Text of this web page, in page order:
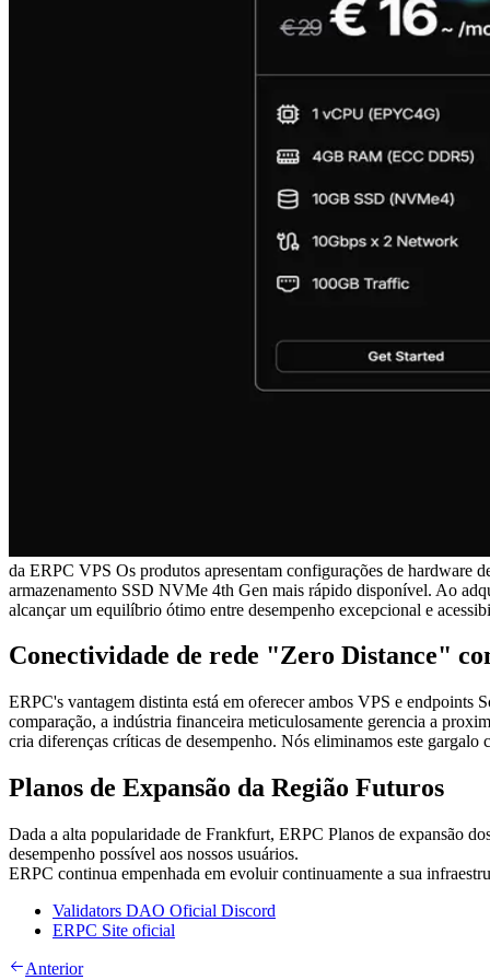
da ERPC VPS Os produtos apresentam configurações de hardware
armazenamento SSD NVMe 4th Gen mais rápido disponível. Ao
alcançar um equilíbrio ótimo entre desempenho excepcional e
Conectividade de rede "Zero Distance"
ERPC's vantagem distinta está em oferecer ambos VPS e endpoints
comparação, a indústria financeira meticulosamente gerencia a
cria diferenças críticas de desempenho. Nós eliminamos este
Planos de Expansão da Região Futuros
Dada a alta popularidade de Frankfurt, ERPC Planos de expansão
desempenho possível aos nossos usuários.
ERPC continua empenhada em evoluir continuamente a sua
Validators DAO Oficial Discord
ERPC Site oficial
Anterior